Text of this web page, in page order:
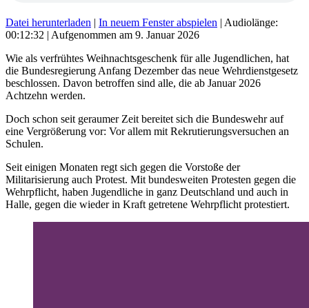
Datei herunterladen | In neuem Fenster abspielen | Audiolänge:
00:12:32 | Aufgenommen am 9. Januar 2026
Wie als verfrühtes Weihnachtsgeschenk für alle Jugendlichen, hat
die Bundesregierung Anfang Dezember das neue Wehrdienstgesetz
beschlossen. Davon betroffen sind alle, die ab Januar 2026
Achtzehn werden.
Doch schon seit geraumer Zeit bereitet sich die Bundeswehr auf
eine Vergrößerung vor: Vor allem mit Rekrutierungsversuchen an
Schulen.
Seit einigen Monaten regt sich gegen die Vorstoße der
Militarisierung auch Protest. Mit bundesweiten Protesten gegen die
Wehrpflicht, haben Jugendliche in ganz Deutschland und auch in
Halle, gegen die wieder in Kraft getretene Wehrpflicht protestiert.